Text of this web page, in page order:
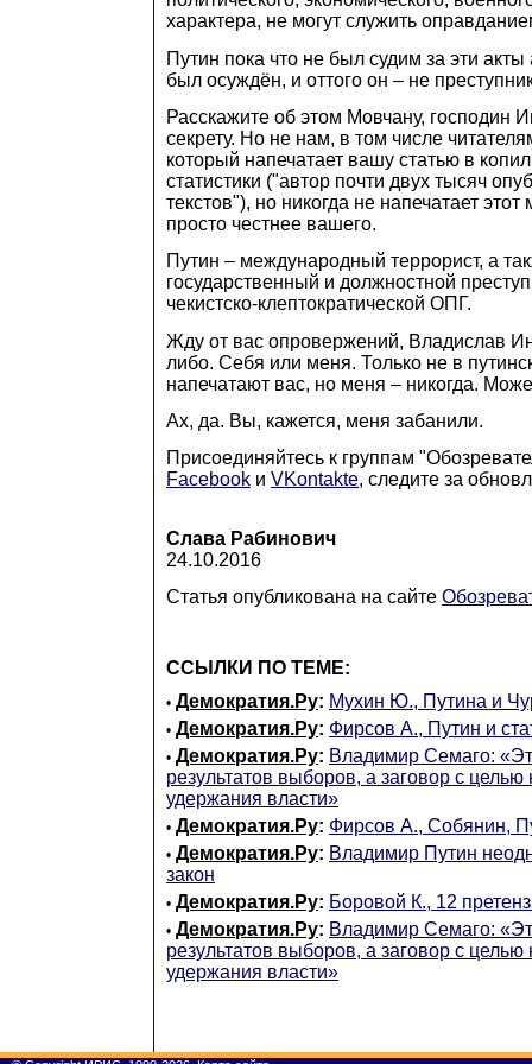
характера, не могут служить
Путин пока что не был судим за эти акты
был осуждён, и оттого он – не
Расскажите об этом Мовчану, господин
секрету. Но не нам, в том числе
который напечатает вашу статью в
статистики ("автор почти двух тысяч
текстов"), но никогда не напечатает этот
просто честнее вашего.
Путин – международный террорист, а
государственный и должностной
чекистско-клептократической ОПГ.
Жду от вас опровержений, Владислав
либо. Себя или меня. Только не в
напечатают вас, но меня – никогда.
Ах, да. Вы, кажется, меня забанили.
Присоединяйтесь к группам
Facebook и VKontakte, следите за
Слава Рабинович
24.10.2016
Статья опубликована на сайте
ССЫЛКИ ПО ТЕМЕ:
• Демократия.Ру: Мухин Ю., Путина и
• Демократия.Ру: Фирсов А., Путин и
• Демократия.Ру: Владимир Семаго:
результатов выборов, а заговор с целью
удержания власти»
• Демократия.Ру: Фирсов А., Собянин,
• Демократия.Ру: Владимир Путин
закон
• Демократия.Ру: Боровой К., 12
• Демократия.Ру: Владимир Семаго:
результатов выборов, а заговор с целью
удержания власти»